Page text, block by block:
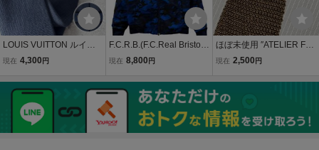
LOUIS VUITTON ルイヴ
ィトン ネクタイ LVロゴ
ネイビー ブルー 刺繍 メン
ズ ビジネス 通勤 スーツ
シャツ
現在 4,300 円
F.C.R.B.(F.C.Real Bristol)
(エフシーアールビーエフ
ARM UP JACKET リバー
シブル ブルゾン 823118
－450 S /078
現在 8,800 円
ほぼ未使用 ″ATELIER F＆
B″ アトリエF＆B ボーダー
タイ 604028
現在 2,500 円